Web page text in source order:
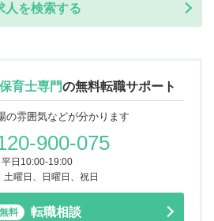
人を検索する
育士専門の無料転職サポート
の雰囲気などが分かります
900-075
平日10:00-19:00
曜日、日曜日、祝日
無料 転職相談